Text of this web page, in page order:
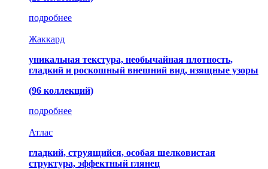
подробнее
Жаккард
уникальная текстура, необычайная плотность,
гладкий и роскошный внешний вид, изящные узоры
(96 коллекций)
подробнее
Атлас
гладкий, струящийся, особая шелковистая
структура, эффектный глянец